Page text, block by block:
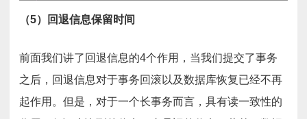
（5）回退信息保留时间
前面我们讲了回退信息的4个作用，当我们提交了事务
之后，回退信息对于事务回滚以及数据库恢复已经不再
起作用。但是，对于一个长事务而言，具有读一致性的